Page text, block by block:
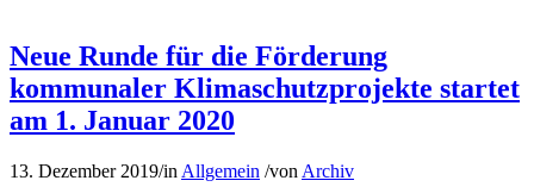
Neue Runde für die Förderung
kommunaler Klimaschutzprojekte startet
am 1. Januar 2020
13. Dezember 2019/in Allgemein /von Archiv